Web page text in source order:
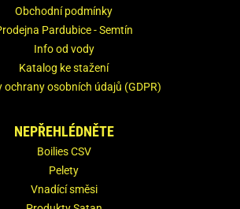
Obchodní podmínky
Pardubice - Semtín
Info od vody
Katalog ke stažení
ochrany osobních údajů (GDPR)
NEPŘEHLÉDNĚTE
Boilies CSV
Pelety
Vnadící směsi